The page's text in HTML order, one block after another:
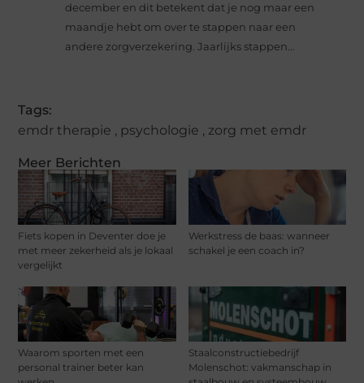
Meer Berichten
Fiets kopen in Deventer doe je
met meer zekerheid als je lokaal
vergelijkt
Werkstress de baas: wanneer
schakel je een coach in?
Waarom sporten met een
personal trainer beter kan
Staalconstructiebedrijf
Molenschot: vakmanschap in
december en dit betekent dat je nog maar een
maandje hebt om over te stappen naar een
andere zorgverzekering. Jaarlijks stappen...
Tags:
emdr therapie , psychologie , zorg met emdr